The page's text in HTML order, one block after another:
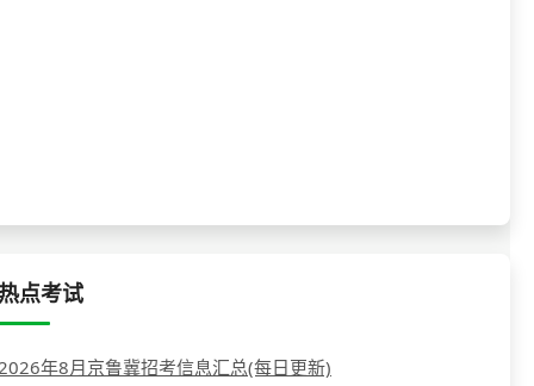
点考试
年8月京鲁冀招考信息汇总(每日更新)